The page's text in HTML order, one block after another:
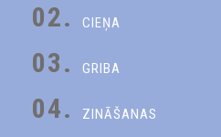
02. CIEŅA
03. GRIBA
04. ZINĀŠANAS